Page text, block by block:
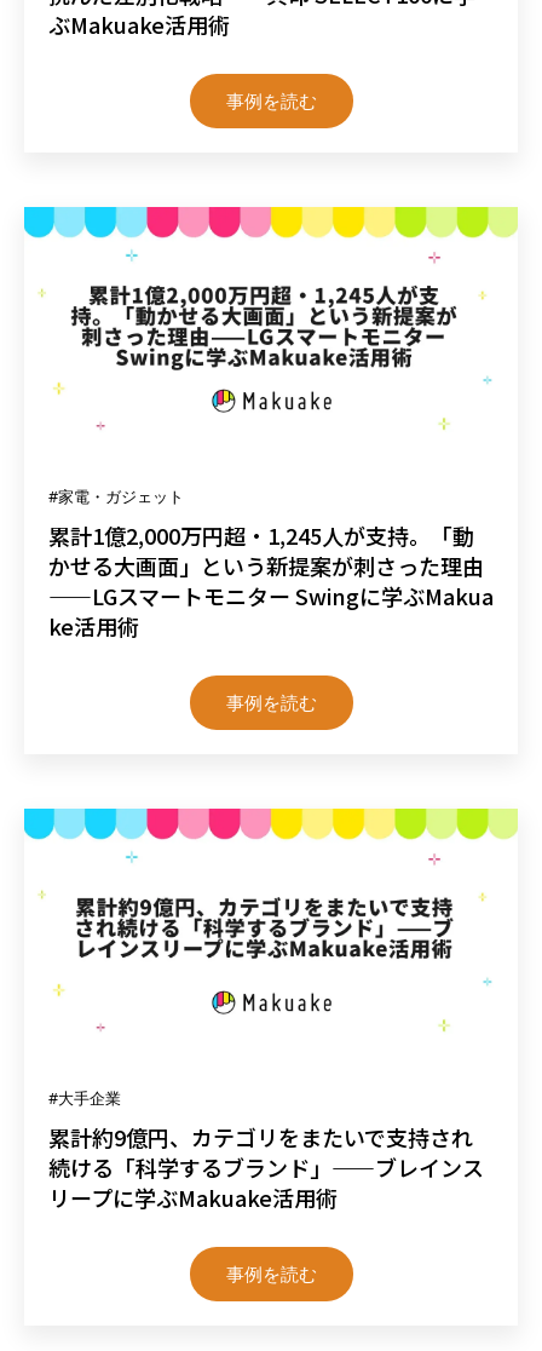
ぶMakuake活用術
事例を読む
#家電・ガジェット
累計1億2,000万円超・1,245人が支持。「動
かせる大画面」という新提案が刺さった理由
——LGスマートモニター Swingに学ぶMakua
ke活用術
事例を読む
#大手企業
累計約9億円、カテゴリをまたいで支持され
続ける「科学するブランド」——ブレインス
リープに学ぶMakuake活用術
事例を読む